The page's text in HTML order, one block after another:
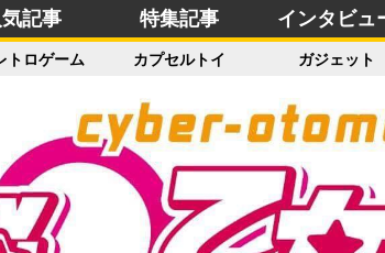
記事 特集記事 インタビュ
トロゲーム カプセルトイ ガジェット